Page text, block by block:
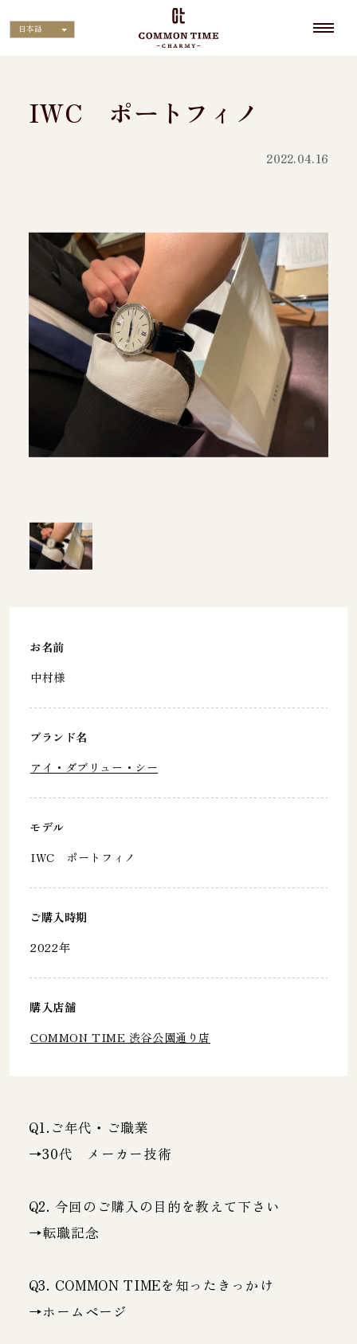
日本語
IWC ポートフィノ
2022.04.16
お名前
中村様
ブランド名
アイ・ダブリュー・シー
モデル
IWC ポートフィノ
ご購入時期
2022年
購入店舗
COMMON TIME 渋谷公園通り店
Q1.ご年代・ご職業
→30代 メーカー技術
Q2. 今回のご購入の目的を教えて下さい
→転職記念
Q3. COMMON TIMEを知ったきっかけ
→ホームページ